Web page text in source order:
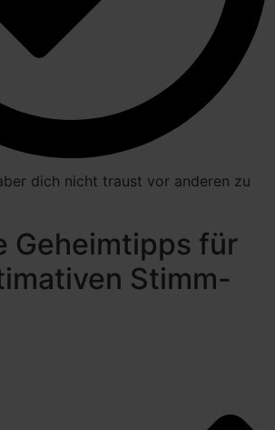
dich nicht traust vor anderen zu
Geheimtipps für
Stimm-